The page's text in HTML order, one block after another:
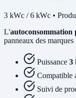
3 kWc / 6 kWc •
L'autoconsommation
panneaux des marques
Puissance 3
Compatible
Suivi de